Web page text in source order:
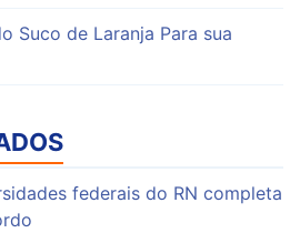
Suco de Laranja Para sua
federais do RN completa